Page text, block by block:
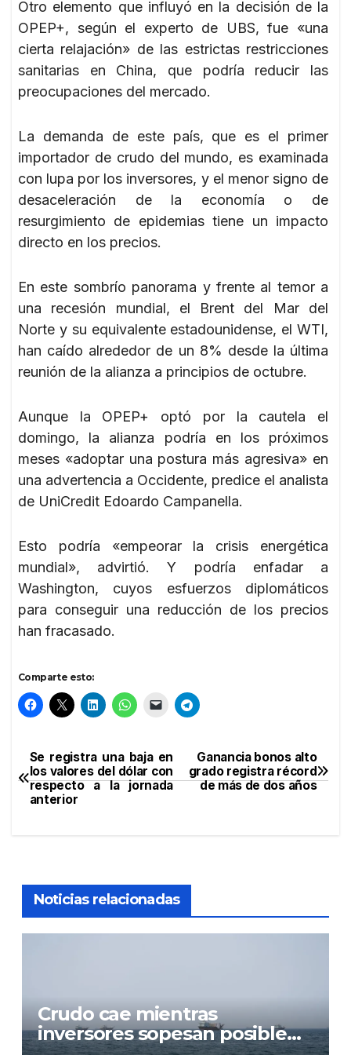
Otro elemento que influyó en la decisión de la
OPEP+, según el experto de UBS, fue «una
cierta relajación» de las estrictas restricciones
sanitarias en China, que podría reducir las
preocupaciones del mercado.
La demanda de este país, que es el primer
importador de crudo del mundo, es examinada
con lupa por los inversores, y el menor signo de
desaceleración de la economía o de
resurgimiento de epidemias tiene un impacto
directo en los precios.
En este sombrío panorama y frente al temor a
una recesión mundial, el Brent del Mar del
Norte y su equivalente estadounidense, el WTI,
han caído alrededor de un 8% desde la última
reunión de la alianza a principios de octubre.
Aunque la OPEP+ optó por la cautela el
domingo, la alianza podría en los próximos
meses «adoptar una postura más agresiva» en
una advertencia a Occidente, predice el analista
de UniCredit Edoardo Campanella.
Esto podría «empeorar la crisis energética
mundial», advirtió. Y podría enfadar a
Washington, cuyos esfuerzos diplomáticos
para conseguir una reducción de los precios
han fracasado.
Comparte esto:
Navegación
de
Ganancia bonos alto
grado registra récord
de más de dos años
Se registra una baja en
los valores del dólar con
respecto a la jornada
anterior
Noticias relacionadas
Crudo cae mientras
inversores sopesan posible